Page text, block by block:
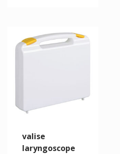
valise
laryngoscope